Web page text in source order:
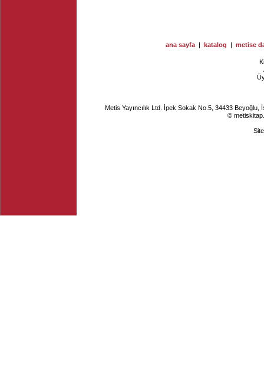
ana sayfa | katalog | metise
Metis Yayıncılık Ltd. İpek Sokak No.5, 34433
©